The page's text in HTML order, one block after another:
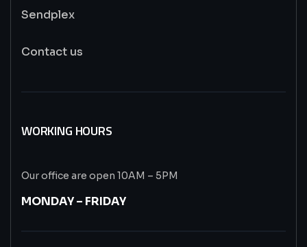
Sendplex
Contact us
WORKING HOURS
Our office are open 10AM – 5PM
MONDAY – FRIDAY